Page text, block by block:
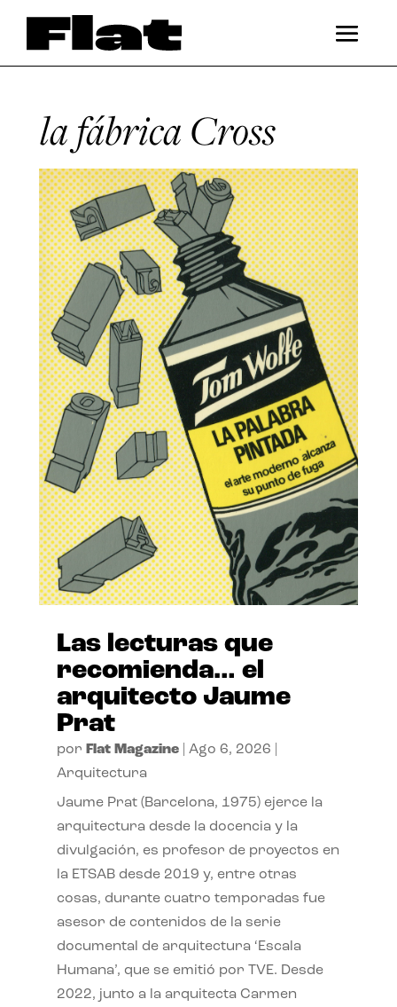
la fábrica Cross
Las lecturas que
recomienda… el
arquitecto Jaume
Prat
por Flat Magazine| Ago 6, 2026
Arquitectura
Jaume Prat (Barcelona, 1975) ejerce la
arquitectura desde la docencia y la
divulgación, es profesor de proyectos en
la ETSAB desde 2019 y, entre otras
cosas, durante cuatro temporadas fue
asesor de contenidos de la serie
documental de arquitectura ‘Escala
Humana’, que se emitió por TVE. Desde
2022, junto a la arquitecta Carmen